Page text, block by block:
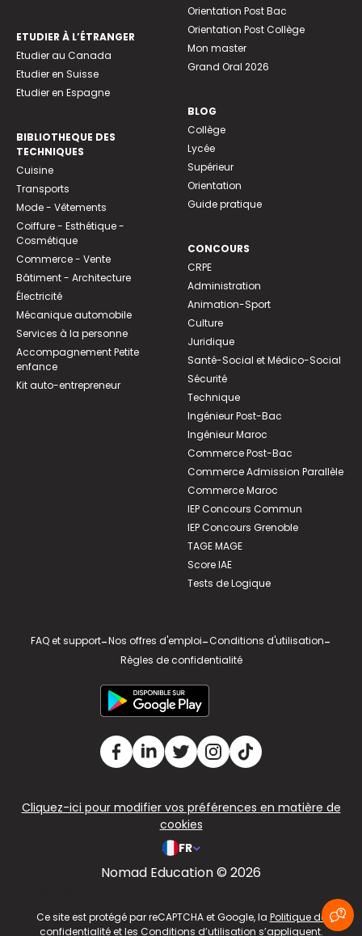
ETUDIER À L’ÉTRANGER
Etudier au Canada
Etudier en Suisse
Etudier en Espagne
BIBLIOTHEQUE DES
TECHNIQUES
Cuisine
Transports
Mode - Vêtements
Coiffure - Esthétique -
Cosmétique
Commerce - Vente
Bâtiment - Architecture
Électricité
Mécanique automobile
Services à la personne
Accompagnement Petite
enfance
Kit auto-entrepreneur
Orientation Post Bac
Orientation Post Collège
Mon master
Grand Oral 2026
BLOG
Collège
Lycée
Supérieur
Orientation
Guide pratique
CONCOURS
CRPE
Administration
Animation-Sport
Culture
Juridique
Santé-Social et Médico-Social
Sécurité
Technique
Ingénieur Post-Bac
Ingénieur Maroc
Commerce Post-Bac
Commerce Admission Parallèle
Commerce Maroc
IEP Concours Commun
IEP Concours Grenoble
TAGE MAGE
Score IAE
Tests de Logique
FAQ et support-Nos offres d'emploi-Conditions d'utilisation-
Règles de confidentialité
Cliquez-ici pour modifier vos préférences en matière de
cookies
FR
Nomad Education © 2026
Ce site est protégé par reCAPTCHA et Google, la Politique de
confidentialitéet les Conditions d’utilisation s’appliquent.